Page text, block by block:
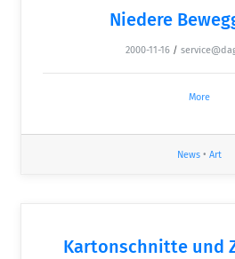
Niedere
2000-11-16 /
More
News • Art
Kartonschnitte und